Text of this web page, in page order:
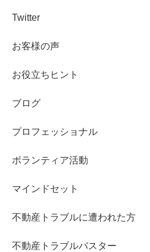
Twitter
お客様の声
お役立ちヒント
ブログ
プロフェッショナル
ボランティア活動
マインドセット
不動産トラブルに遭われた方
不動産トラブルバスター